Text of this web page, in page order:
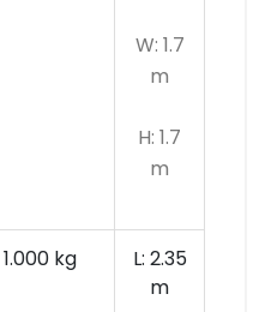
W: 1.7
m
H: 1.7
m
1.000 kg
L: 2.35
m